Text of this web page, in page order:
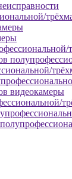
видеокамеры